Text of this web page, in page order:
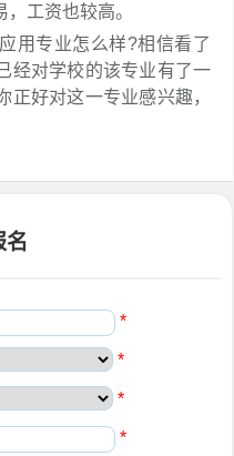
工资也较高。
用专业怎么样?相信看了
经对学校的该专业有了一
好对这一专业感兴趣，
名
*
*
*
*